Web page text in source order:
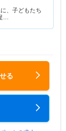
、子どもたち
…
る